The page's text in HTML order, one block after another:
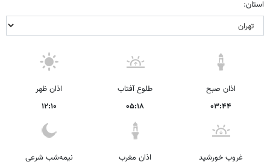
استان:
اذان صبح
۰۳:۴۴
طلوع آفتاب
۰۵:۱۸
اذان ظهر
۱۲:۱۰
غروب خورشید
اذان مغرب
نیمه‌شب شرعی